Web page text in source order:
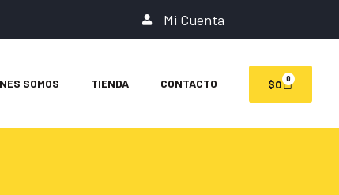
Mi Cuenta
SOMOS TIENDA CONTACTO $0 0